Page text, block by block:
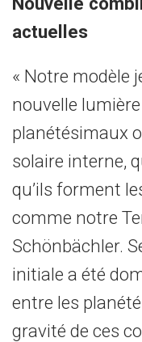
actuelles
« Notre modèle
nouvelle
planétésimaux
solaire interne,
qu’ils forment
comme notre
Schönbächler.
initiale a été
entre les
gravité de ces